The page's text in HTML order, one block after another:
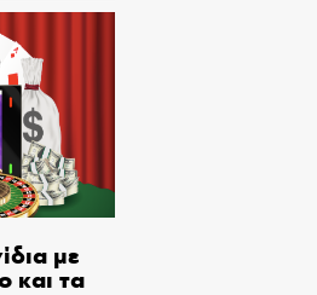
με
και τα